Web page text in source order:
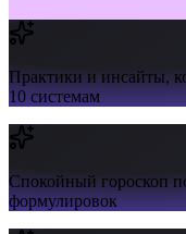
Практики и инсайты,
10 системам
Спокойный гороскоп
формулировок